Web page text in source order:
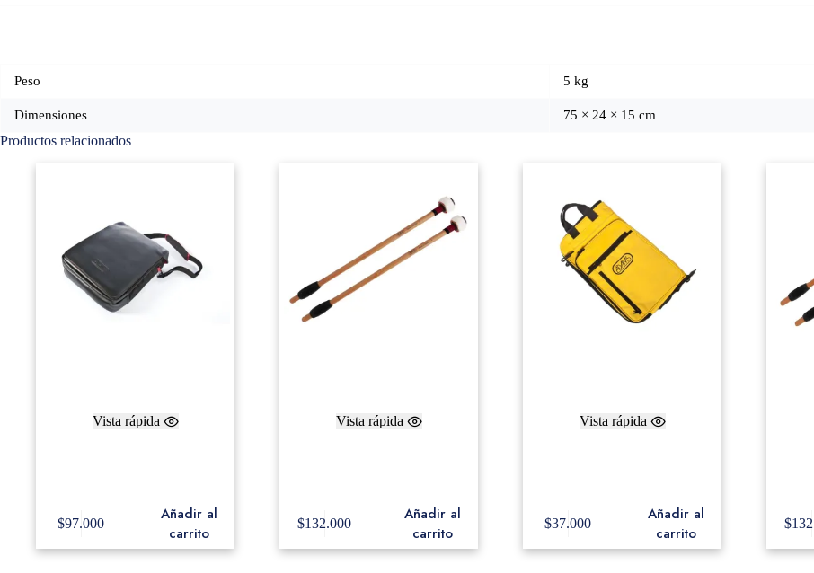
Peso 5 kg
Dimensiones 75 × 24 × 15 cm
Productos relacionados
Vista rápida
$97.000
Añadir al
carrito
Vista rápida
$132.000
Añadir al
carrito
Vista rápida
$37.000
Añadir al
carrito
$